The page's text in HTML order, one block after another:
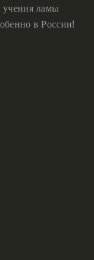
учения ламы
в России!